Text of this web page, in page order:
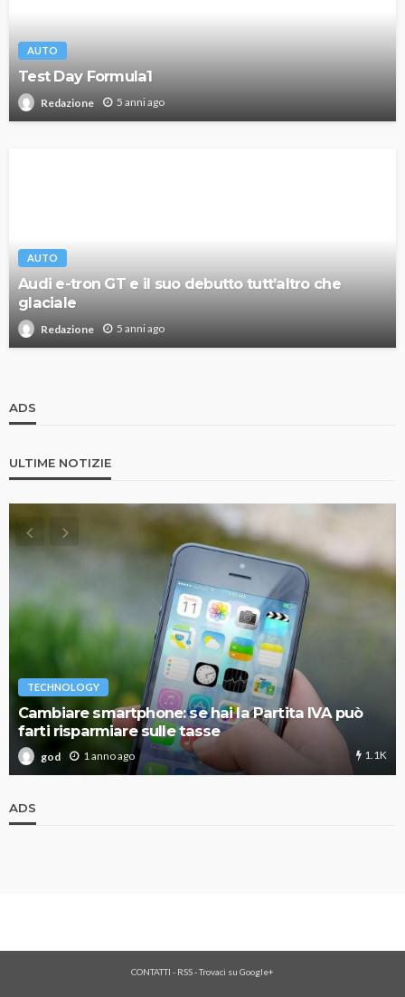
AUTO
Test Day Formula1
Redazione 5 anni ago
AUTO
Audi e-tron GT e il suo debutto tutt’altro che
glaciale
Redazione 5 anni ago
ADS
ULTIME NOTIZIE
TECHNOLOGY
Cambiare smartphone: se hai la Partita IVA può
farti risparmiare sulle tasse
god 1 anno ago 1.1K
ADS
CONTATTI - RSS-Trovaci su Google+